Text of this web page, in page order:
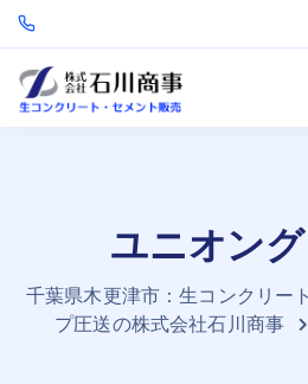
ユニオン
千葉県木更津市：生コンクリー
プ圧送の株式会社石川商事